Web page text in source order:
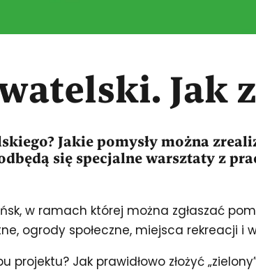
Jak
Jakie pomysły można
się specjalne warsztaty z
w ramach której można zgłaszać
ogrody społeczne, miejsca rekreacji i
Jak prawidłowo złożyć